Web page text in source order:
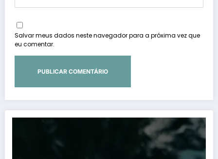
Salvar meus dados neste navegador para a próxima vez que
eu comentar.